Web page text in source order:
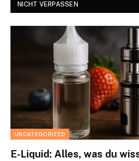
NICHT VERPASSEN
UNCATEGORIZED
E-Liquid: Alles, was du